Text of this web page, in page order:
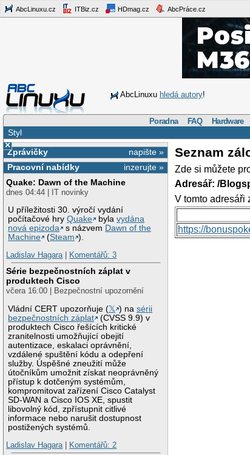
AbcLinuxu.cz ITBiz.cz HDmag.cz AbcPráce.cz
AbcLinuxu hledá autory!
Poradna FAQ Hardware
Styl
×
napište »
Zprávičky
inzerujte »
Pracovní nabídky
Quake: Dawn of the Machine
dnes 04:44 | IT novinky
U příležitosti 30. výročí vydání
počítačové hryQuake bylavydána
nová epizoda
s názvem Dawn of the
Machine
(Steam ).
Ladislav Hagara| Komentářů: 3
Série bezpečnostních záplat v
produktech Cisco
včera 16:00 | Bezpečnostní upozornění
Vládní CERT upozorňuje (𝕏 ) nasérii
bezpečnostních záplat
(CVSS 9.9) v
produktech Cisco řešících kritické
zranitelnosti umožňující obejití
autentizace, eskalaci oprávnění,
vzdálené spuštění kódu a odepření
služby. Úspěšné zneužití může
útočníkům umožnit získat neoprávněný
přístup k dotčeným systémům,
kompromitovat zařízení Cisco Catalyst
SD-WAN a Cisco IOS XE, spustit
libovolný kód, zpřístupnit citlivé
informace nebo narušit dostupnost
postižených systémů.
Ladislav Hagara| Komentářů: 2
Seznam
Zde si můžete
Adresář: /
V tomto adresáři
https://